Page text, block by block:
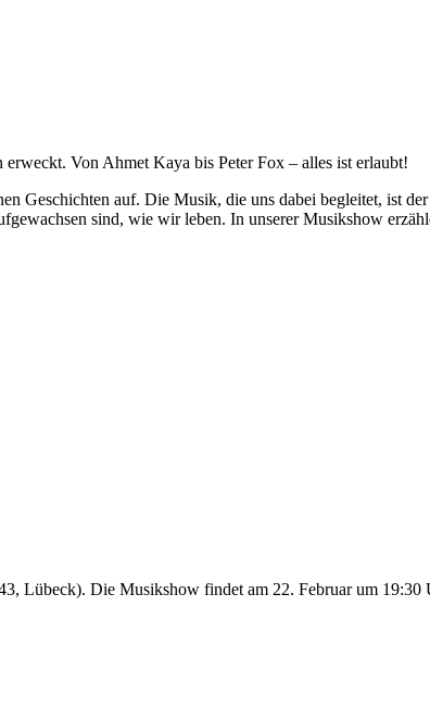
Von Ahmet Kaya bis Peter Fox – alles ist erlaubt!
Geschichten auf. Die Musik, die uns dabei begleitet, ist
sind, wie wir leben. In unserer Musikshow
Lübeck). Die Musikshow findet am 22. Februar um 19:30